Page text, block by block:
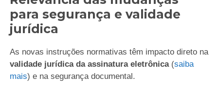
para segurança e validade
jurídica
As novas instruções normativas têm impacto direto na
validade jurídica da assinatura eletrônica(saiba
mais) e na segurança documental.